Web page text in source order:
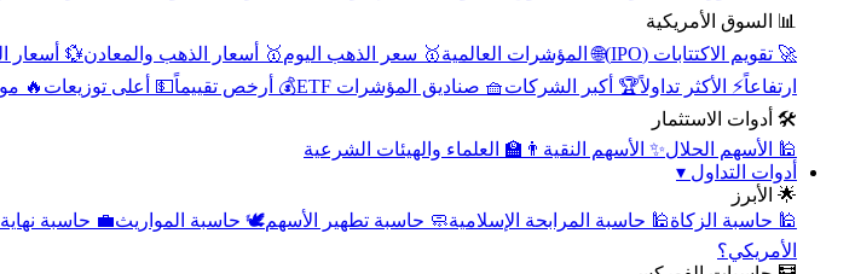
📊 السوق الأمريكية
🚀 تقويم الاكتتابات (IPO)
🌐 المؤشرات العالمية🥇 سعر الذهب اليوم🥇 أسعار الذهب والمعادن💱 أسعار
ارتفاعاً⚡ الأكثر تداولاً🏆 أكبر الشركات🧺 صناديق المؤشرات ETF 💰 أرخص تقييماً💵 أعلى توزيعات 🔥
🛠️ أدوات الاستثمار
🕌 الأسهم الحلال✨ الأسهم النقية 👨‍🏫 العلماء والهيئات الشرعية
أدوات التداول ▾
🌟 الأبرز
🕌 حاسبة الزكاة🕌 حاسبة المرابحة الإسلامية🧼 حاسبة تطهير الأسهم🕊️ حاسبة المواريث💼 حاسبة
الأمريكي؟